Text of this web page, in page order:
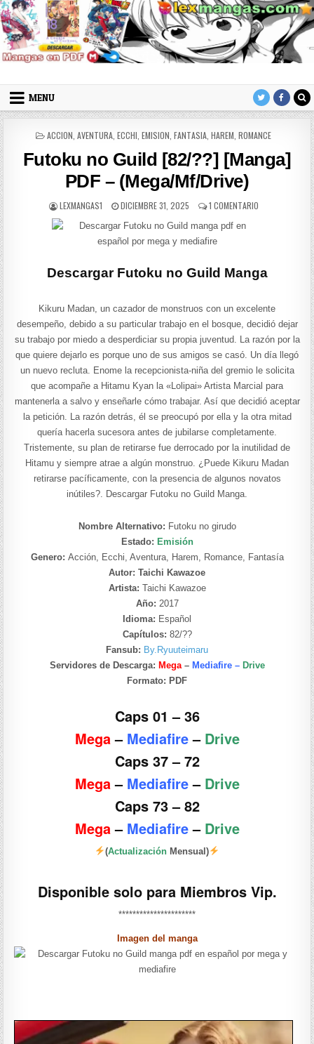
Skip to content
LexMangas
MENU
POSTED IN
ACCION AVENTURA ECCHI EMISION FANTASIA HAREM ROMANCE
Futoku no Guild [82/??] [Manga]
PDF – (Mega/Mf/Drive)
AUTHOR:
LEXMANGAS1 PUBLISHED DATE:
DICIEMBRE 31, 2025 1 COMENTARIOEN FUTOKU NO
Descargar Futoku no Guild Manga
Kikuru Madan, un cazador de monstruos con un excelente
desempeño, debido a su particular trabajo en el bosque, decidió dejar
su trabajo por miedo a desperdiciar su propia juventud. La razón por la
que quiere dejarlo es porque uno de sus amigos se casó. Un día llegó
un nuevo recluta. Enome la recepcionista-niña del gremio le solicita
que acompañe a Hitamu Kyan la «Lolipai» Artista Marcial para
mantenerla a salvo y enseñarle cómo trabajar. Así que decidió aceptar
la petición. La razón detrás, él se preocupó por ella y la otra mitad
quería hacerla sucesora antes de jubilarse completamente.
Tristemente, su plan de retirarse fue derrocado por la inutilidad de
Hitamu y siempre atrae a algún monstruo. ¿Puede Kikuru Madan
retirarse pacíficamente, con la presencia de algunos novatos
inútiles?. Descargar Futoku no Guild Manga.
Nombre Alternativo: Futoku no girudo
Estado: Emisión
Genero: Acción, Ecchi, Aventura, Harem, Romance, Fantasía
Autor: Taichi Kawazoe
Artista: Taichi Kawazoe
Año: 2017
Idioma: Español
Capítulos: 82/??
Fansub: By.Ryuuteimaru
Servidores de Descarga: Mega– Mediafire – Drive
Formato: PDF
Caps 01 – 36
Mega – Mediafire– Drive
Caps 37 – 72
Mega – Mediafire– Drive
Caps 73 – 82
Mega – Mediafire– Drive
(Actualización Mensual)
Disponible solo para Miembros Vip.
**********************
Imagen del manga